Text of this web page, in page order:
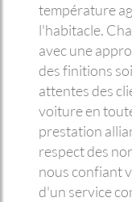
température
l'habitacle.
avec une
des finitions
attentes des
voiture en
prestation
respect des
nous confiant
d'un service